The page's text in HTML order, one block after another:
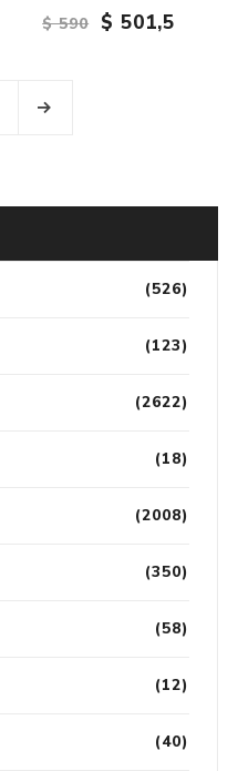
$ 590 $ 501,5
(526)
(123)
(2622)
(18)
(2008)
(350)
(58)
(12)
(40)